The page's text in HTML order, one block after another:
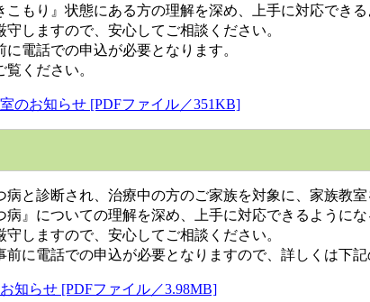
もり』状態にある方の理解を深め、上手に対応できる
しますので、安心してご相談ください。
電話での申込が必要となります。
ください。
のお知らせ [PDFファイル／351KB]
と診断され、治療中の方のご家族を対象に、家族教室
』についての理解を深め、上手に対応できるようにな
しますので、安心してご相談ください。
に電話での申込が必要となりますので、詳しくは下記
知らせ [PDFファイル／3.98MB]